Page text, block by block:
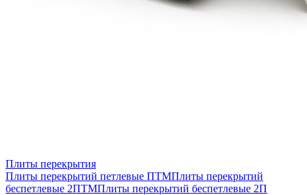
Плиты перекрытия
Плиты перекрытий петлевые ПТМПлиты перекрытий
беспетлевые 2ПТМПлиты перекрытий беспетлевые 2П